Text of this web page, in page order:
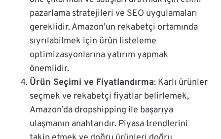
pazarlama stratejileri ve SEO uygulamaları
gereklidir. Amazon’un rekabetçi ortamında
sıyrılabilmek için ürün listeleme
optimizasyonlarına yatırım yapmak
önemlidir.
Ürün Seçimi ve Fiyatlandırma: Karlı ürünler
seçmek ve rekabetçi fiyatlar belirlemek,
Amazon’da dropshipping ile başarıya
ulaşmanın anahtarıdır. Piyasa trendlerini